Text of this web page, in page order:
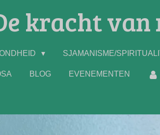
kracht
SJAMANISME/
BLOG EVENEMENTEN